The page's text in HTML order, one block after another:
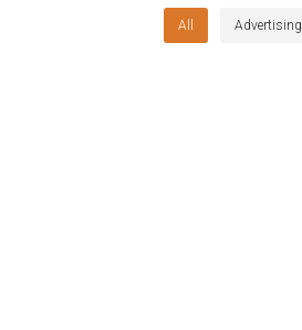
All Advertising